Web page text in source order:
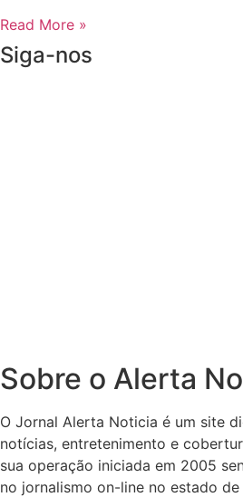
Read More »
Siga-nos
Sobre o Alerta
O Jornal Alerta Noticia é um site
notícias, entretenimento e
sua operação iniciada em 2005
no jornalismo on-line no estado de